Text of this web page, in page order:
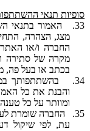
סופיות תנאי
33.
האמור בתנאי
מצג, הצהרה,
החברה ו/או
מקרה של סתירה
בכתב או בעל פה,
34.
בהשתתפותך
והבנת את כל
ומוותר על כל
35.
החברה שומרת
עת, לפי שיקול